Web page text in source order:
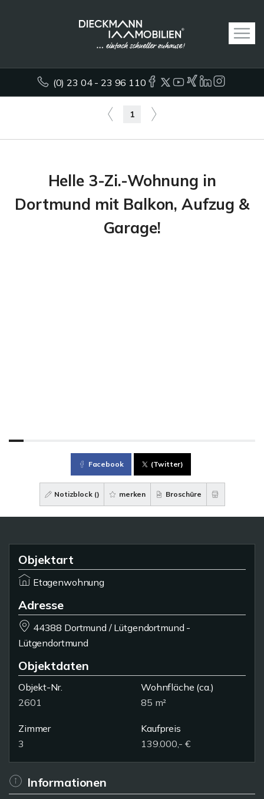
(0) 23 04 - 23 96 110
1
Helle 3-Zi.-Wohnung in
Dortmund mit Balkon, Aufzug &
Garage!
Facebook (Twitter)
Notizblock () merken Broschüre
Objektart
Etagenwohnung
Adresse
44388 Dortmund / Lütgendortmund -
Lütgendortmund
Objektdaten
Objekt-Nr.
2601
Wohnfläche (ca.)
85 m²
Zimmer
3
Kaufpreis
139.000,- €
Informationen